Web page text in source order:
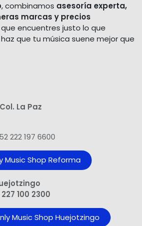
, combinamos asesoría experta,
marcas y precios
encuentres justo lo que
haz que tu música suene mejor que
La Paz
222 197 6600
Music Shop​ Reforma
100 2300
Music Shop Huejotzingo